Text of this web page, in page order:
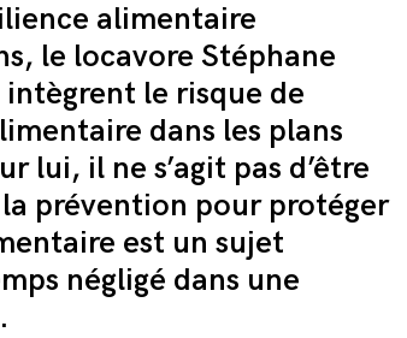
alimentaire
le locavore Stéphane
le risque de
dans les plans
lui, il ne s’agit pas d’être
prévention pour protéger
est un sujet
négligé dans une